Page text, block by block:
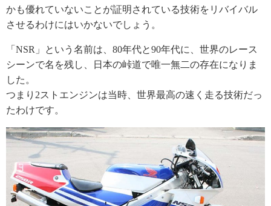
かも優れていないことが証明されている技術をリバイバル
させるわけにはいかないでしょう。
「NSR」という名前は、80年代と90年代に、世界のレース
シーンで名を残し、日本の峠道で唯一無二の存在になりま
した。
つまり2ストエンジンは当時、世界最高の速く走る技術だっ
たわけです。